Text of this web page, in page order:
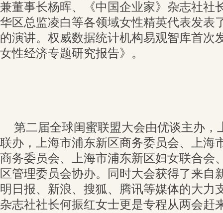
兼董事长杨晖、《中国企业家》杂志社社
华区总监凌白等各领域女性精英代表发表
的演讲。权威数据统计机构易观智库首次
女性经济专题研究报告》。
第二届全球闺蜜联盟大会由优谈主办，
联办，上海市浦东新区商务委员会、上海
商务委员会、上海市浦东新区妇女联合会
区管理委员会协办。同时大会获得了来自
明日报、新浪、搜狐、腾讯等媒体的大力
杂志社社长何振红女士更是专程从两会赶